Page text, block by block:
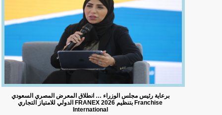
برعاية رئيس مجلس الوزراء … انطلاق المعرض المصري السعودي
الدولي للامتياز التجاري FRANEX 2026 بتنظيم Franchise
International